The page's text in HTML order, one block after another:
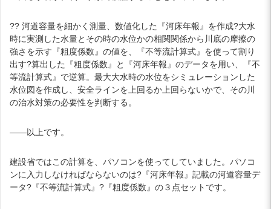
?? 河道容量を細かく測量、数値化した『河床年報』を作成?大水
時に実測した水量とその時の水位かの相関関係から川底の摩擦の
強さを示す『粗度係数』の値を、『不等流計算式』を使って割り
出す?算出した『粗度係数』と『河床年報』のデータを用い、『不
等流計算式』で逆算。最大大水時の水位をシミュレーションした
水位図を作成し、安全ラインを上回るか上回らないかで、その川
の治水対策の必要性を判断する。
――以上です。
建設省ではこの計算を、パソコンを使ってしていました。パソコ
ンに入力しなければならないのは?『河床年報』記載の河道容量デ
ータ?『不等流計算式』?『粗度係数』の３点セットです。